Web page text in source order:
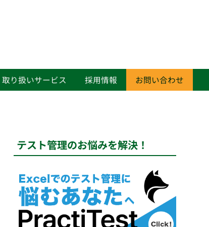
取り扱いサービス 採用情報 お問い合わせ
テスト管理のお悩みを解決！